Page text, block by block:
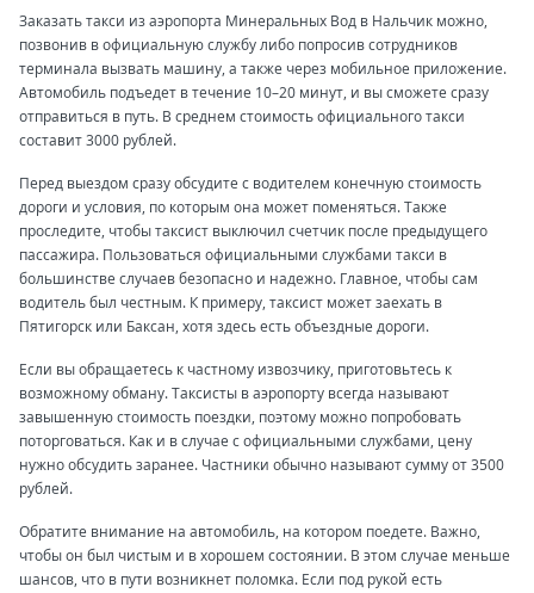
Заказать такси из аэропорта Минеральных Вод в Нальчик можно,
позвонив в официальную службу либо попросив сотрудников
терминала вызвать машину, а также через мобильное приложение.
Автомобиль подъедет в течение 10–20 минут, и вы сможете сразу
отправиться в путь. В среднем стоимость официального такси
составит 3000 рублей.
Перед выездом сразу обсудите с водителем конечную стоимость
дороги и условия, по которым она может поменяться. Также
проследите, чтобы таксист выключил счетчик после предыдущего
пассажира. Пользоваться официальными службами такси в
большинстве случаев безопасно и надежно. Главное, чтобы сам
водитель был честным. К примеру, таксист может заехать в
Пятигорск или Баксан, хотя здесь есть объездные дороги.
Если вы обращаетесь к частному извозчику, приготовьтесь к
возможному обману. Таксисты в аэропорту всегда называют
завышенную стоимость поездки, поэтому можно попробовать
поторговаться. Как и в случае с официальными службами, цену
нужно обсудить заранее. Частники обычно называют сумму от 3500
рублей.
Обратите внимание на автомобиль, на котором поедете. Важно,
чтобы он был чистым и в хорошем состоянии. В этом случае меньше
шансов, что в пути возникнет поломка. Если под рукой есть